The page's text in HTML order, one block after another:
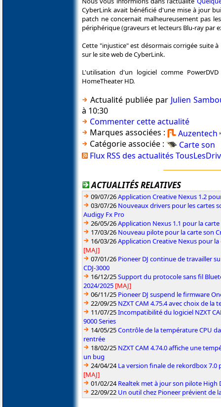
CyberLink avait bénéficié d'une mise à jour
patch ne concernait malheureusement pas
périphérique (graveurs et lecteurs Blu-ray par
Cette "injustice" est désormais corrigée suite
sur le site web de CyberLink.
L'utilisation d'un logiciel comme
HomeTheater HD.
Actualité publiée par Julien
à 10:30
Commenter cette actualité
Marques associées :
Auzentech
Catégorie associée :
Carte son
Flux RSS des actualités
ACTUALITÉS RELATIVES
09/07/26Application Creative Nexus 1.2
03/07/26 Nouveaux drivers pour les cartes
Audigy Fx Pro
26/05/26Application Nexus 1.1 pour la
17/03/26 Nouveau pilote pour la carte son
16/03/26Application Creative Nexus pour
[MAJ]
07/01/26 Pioneer DJ continue de travailler
CDJ-3000
16/12/25Support du protocole sans fil
2024/2025 [MAJ]
06/11/25 Pioneer DJ suspend le firmware
22/09/25 NZXT CAM 4.75.4 avec choix de la
11/07/25Incompatibilité du logiciel NZXT
9000 Series
14/05/25Contrôle de la température CPU
rentrée
18/02/25 NZXT CAM 4.74.0 affiche une
un bug
24/04/24La version finale de rekordbox 7.0
[MAJ]
01/02/24Realtek met à jour son pilote High
22/09/22 Un outil chez Pioneer prévient de